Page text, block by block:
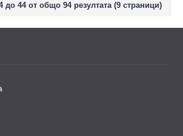
до 44 от общо 94 резултата (9 страници)